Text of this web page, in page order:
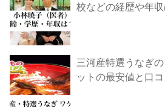
校などの経歴や年
三河産特選うなぎ
ットの最安値と口コ